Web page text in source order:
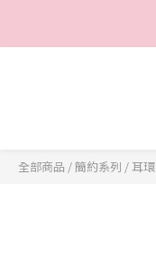
全部商品 /簡約系列 /耳環